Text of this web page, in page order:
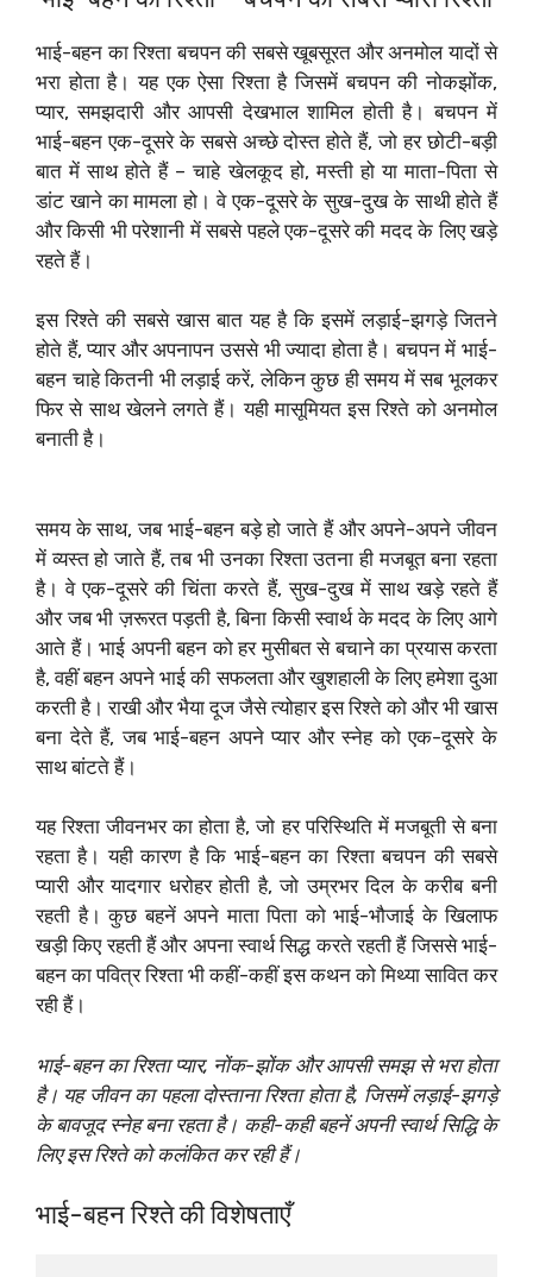
भाई-बहन का रिश्ता बचपन की सबसे खूबसूरत और अनमोल यादों से
भरा होता है। यह एक ऐसा रिश्ता है जिसमें बचपन की नोकझोंक,
प्यार, समझदारी और आपसी देखभाल शामिल होती है। बचपन में
भाई-बहन एक-दूसरे के सबसे अच्छे दोस्त होते हैं, जो हर छोटी-बड़ी
बात में साथ होते हैं – चाहे खेलकूद हो, मस्ती हो या माता-पिता से
डांट खाने का मामला हो। वे एक-दूसरे के सुख-दुख के साथी होते हैं
और किसी भी परेशानी में सबसे पहले एक-दूसरे की मदद के लिए खड़े
रहते हैं।
इस रिश्ते की सबसे खास बात यह है कि इसमें लड़ाई-झगड़े जितने
होते हैं, प्यार और अपनापन उससे भी ज्यादा होता है। बचपन में भाई-
बहन चाहे कितनी भी लड़ाई करें, लेकिन कुछ ही समय में सब भूलकर
फिर से साथ खेलने लगते हैं। यही मासूमियत इस रिश्ते को अनमोल
बनाती है।
समय के साथ, जब भाई-बहन बड़े हो जाते हैं और अपने-अपने जीवन
में व्यस्त हो जाते हैं, तब भी उनका रिश्ता उतना ही मजबूत बना रहता
है। वे एक-दूसरे की चिंता करते हैं, सुख-दुख में साथ खड़े रहते हैं
और जब भी ज़रूरत पड़ती है, बिना किसी स्वार्थ के मदद के लिए आगे
आते हैं। भाई अपनी बहन को हर मुसीबत से बचाने का प्रयास करता
है, वहीं बहन अपने भाई की सफलता और खुशहाली के लिए हमेशा दुआ
करती है। राखी और भैया दूज जैसे त्योहार इस रिश्ते को और भी खास
बना देते हैं, जब भाई-बहन अपने प्यार और स्नेह को एक-दूसरे के
साथ बांटते हैं।
यह रिश्ता जीवनभर का होता है, जो हर परिस्थिति में मजबूती से बना
रहता है। यही कारण है कि भाई-बहन का रिश्ता बचपन की सबसे
प्यारी और यादगार धरोहर होती है, जो उम्रभर दिल के करीब बनी
रहती है। कुछ बहनें अपने माता पिता को भाई-भौजाई के खिलाफ
खड़ी किए रहती हैं और अपना स्वार्थ सिद्ध करते रहती हैं जिससे भाई-
बहन का पवित्र रिश्ता भी कहीं-कहीं इस कथन को मिथ्या सावित कर
रही हैं।
भाई-बहन का रिश्ता प्यार, नोंक-झोंक और आपसी समझ से भरा होता
है। यह जीवन का पहला दोस्ताना रिश्ता होता है, जिसमें लड़ाई-झगड़े
के बावजूद स्नेह बना रहता है। कही-कही बहनें अपनी स्वार्थ सिद्धि के
लिए इस रिश्ते को कलंकित कर रही हैं।
भाई-बहन रिश्ते की विशेषताएँ